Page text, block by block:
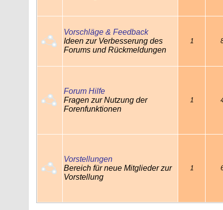
Vorschläge & Feedback
Ideen zur Verbesserung des
Forums und Rückmeldungen
1
Forum Hilfe
Fragen zur Nutzung der
Forenfunktionen
1
Vorstellungen
Bereich für neue Mitglieder zur
Vorstellung
1